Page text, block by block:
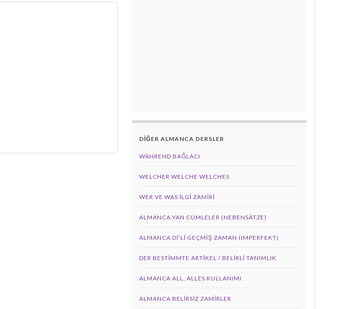
DİĞER ALMANCA DERSLER
WÄHREND BAĞLACI
WELCHER WELCHE WELCHES
WER VE WAS ILGI ZAMIRI
ALMANCA YAN CÜMLELER (NEBENSÄTZE)
ALMANCA DI’LI GEÇMIŞ ZAMAN (IMPERFEKT)
DER BESTIMMTE ARTIKEL / BELIRLI TANIMLIK
ALMANCA ALL, ALLES KULLANIMI
ALMANCA BELIRSIZ ZAMIRLER